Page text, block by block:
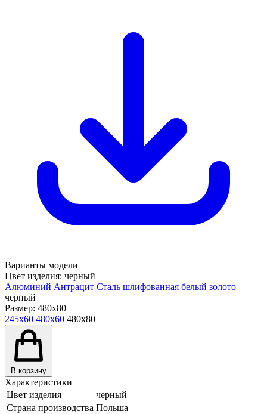
Варианты модели
Цвет изделия: черный
Алюминий Антрацит Сталь шлифованная белый золото
черный
Размер: 480x80
245x60 480x60 480x80
В корзину
Характеристики
Цвет изделия
черный
Страна производства Польша